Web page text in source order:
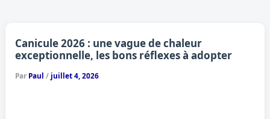
Canicule 2026 : une vague de chaleur
exceptionnelle, les bons réflexes à adopter
Par Paul / juillet 4, 2026